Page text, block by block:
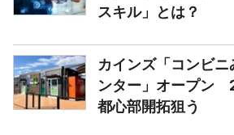
スキル」とは？
カインズ「コンビ
ンター」オープン
都心部開拓狙う